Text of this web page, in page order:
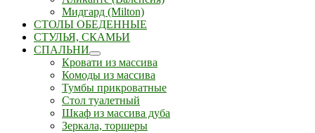
Мидгард (Milton)
СТОЛЫ ОБЕДЕННЫЕ
СТУЛЬЯ, СКАМЬИ
СПАЛЬНИ
Кровати из массива
Комоды из массива
Тумбы прикроватные
Стол туалетный
Шкаф из массива дуба
Зеркала, торшеры